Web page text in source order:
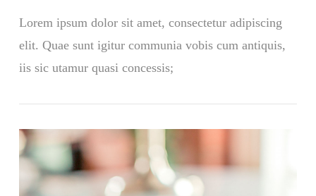
Lorem ipsum dolor sit amet, consectetur adipiscing
elit. Quae sunt igitur communia vobis cum antiquis,
iis sic utamur quasi concessis;